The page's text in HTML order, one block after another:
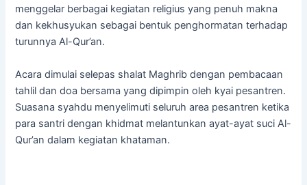
menggelar berbagai kegiatan religius yang penuh makna
dan kekhusyukan sebagai bentuk penghormatan terhadap
turunnya Al-Qur’an.
Acara dimulai selepas shalat Maghrib dengan pembacaan
tahlil dan doa bersama yang dipimpin oleh kyai pesantren.
Suasana syahdu menyelimuti seluruh area pesantren ketika
para santri dengan khidmat melantunkan ayat-ayat suci Al-
Qur’an dalam kegiatan khataman.